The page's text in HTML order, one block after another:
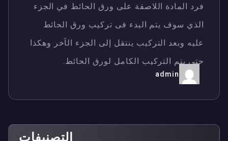
فرد المادة اللاصقة على ورق الحائط في الجزء
الذي سوف يتم البدء فى تركيب ورق الحائط
عليه وبعد التركيب ينتقل إلى الجزء الآخر وهكذا
حتى يتم التركيب الكامل لورق الحائط.
admin
التصنيفات